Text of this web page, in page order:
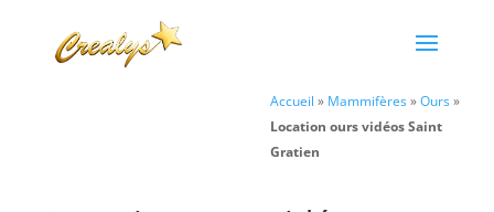
Accueil » Mammifères»Ours»
Location ours vidéos Saint
Gratien